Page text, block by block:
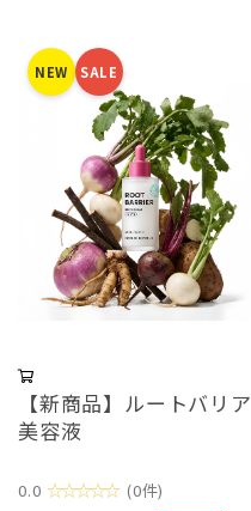
NEW SALE
【新商品】ルートバリア
美容液
0.0 ☆☆☆☆☆ (0件)